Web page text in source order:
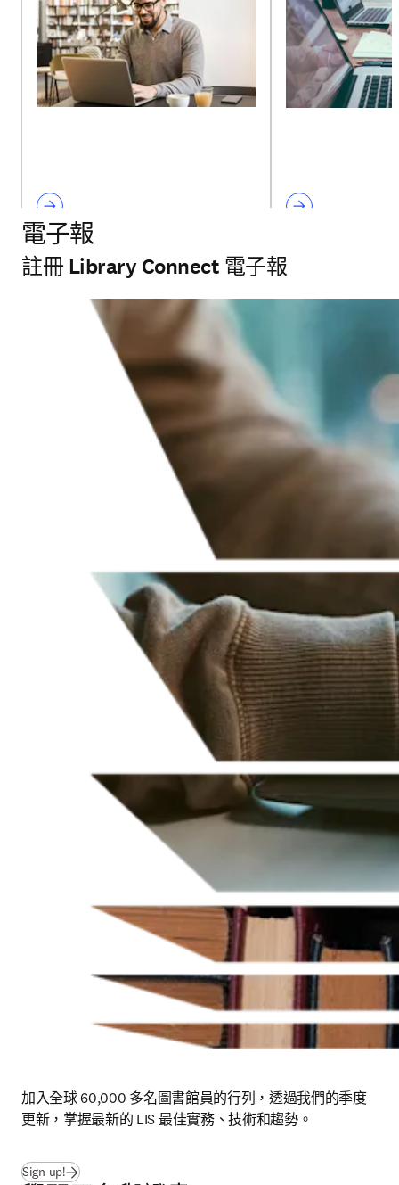
電子報
註冊 Library Connect 電子報
加入全球 60,000 多名圖書館員的行列，透過我們的季度
更新，掌握最新的 LIS 最佳實務、技術和趨勢。
Sign up!